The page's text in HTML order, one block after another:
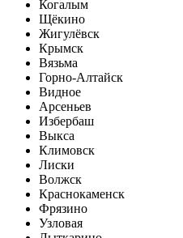
Когалым
Щёкино
Жигулёвск
Крымск
Вязьма
Горно-Алтайск
Видное
Арсеньев
Избербаш
Выкса
Климовск
Лиски
Волжск
Краснокаменск
Фрязино
Узловая